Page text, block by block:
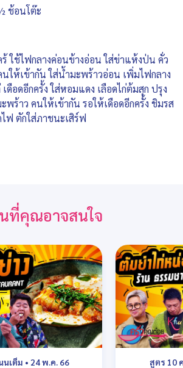
ช้อนโต๊ะ
ร้ ใช้ไฟกลางค่อนข้างอ่อน ใส่ข่าแห้งป่น คั่ว
ให้เข้ากัน ใส่น้ำมะพร้าวอ่อน เพิ่มไฟกลาง
เดือดอีกครั้ง ใส่หอมแดง เลือดไก่ต้มสุก ปรุง
พร้าว คนให้เข้ากัน รอให้เดือดอีกครั้ง ชิมรส
ฟ ตักใส่ภาชนะเสิร์ฟ
ที่คุณอาจสนใจ
นเต็ม • 24 พ.ค. 66 สูตร 10